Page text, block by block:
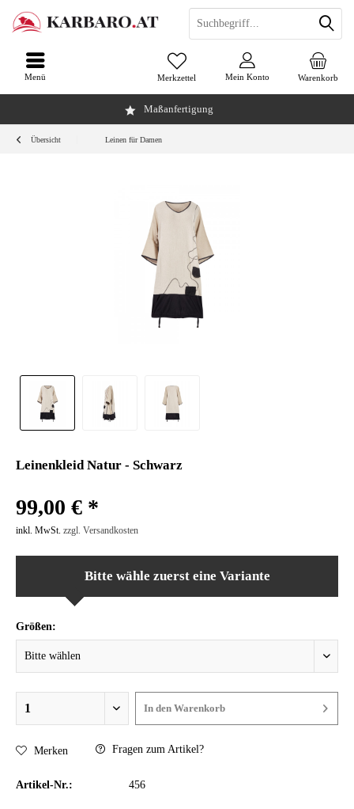
Maßanfertigung
Warenkorb
Merkzettel Mein Konto
Menü
Übersicht Leinen für Damen
Leinenkleid Natur - Schwarz
99,00 € *
inkl. MwSt. zzgl. Versandkosten
Bitte wähle zuerst eine Variante
Größen:
In den Warenkorb
Merken Fragen zum Artikel?
Artikel-Nr.: 456